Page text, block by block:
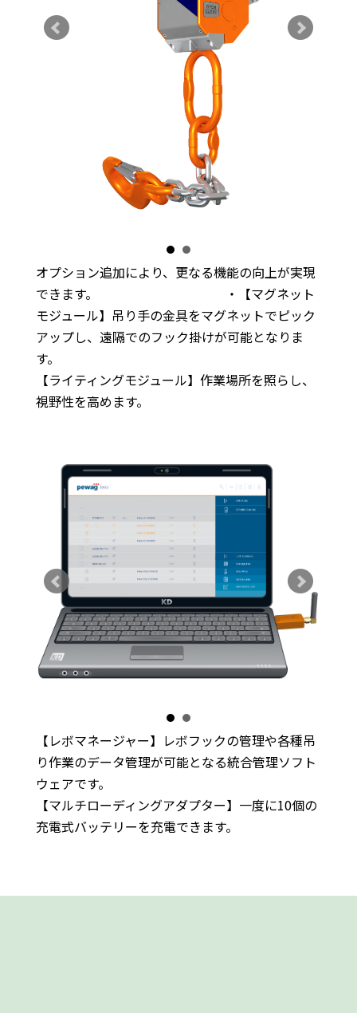
オプション追加により、更なる機能の向上が実現
できます。 ・【マグネット
モジュール】吊り手の金具をマグネットでピック
アップし、遠隔でのフック掛けが可能となりま
す。
【ライティングモジュール】作業場所を照らし、
視野性を高めます。
【レボマネージャー】レボフックの管理や各種吊
り作業のデータ管理が可能となる統合管理ソフト
ウェアです。
【マルチローディングアダプター】一度に10個の
充電式バッテリーを充電できます。